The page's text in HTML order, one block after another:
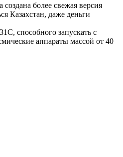
более свежая версия
Казахстан, даже деньги
способного запускать с
аппараты массой от 40